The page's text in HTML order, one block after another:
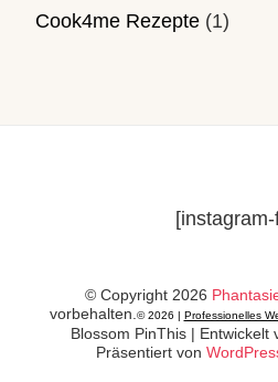
Cook4me Rezepte (1)
© Copyright 2026
vorbehalten. © 2026 | Professionelles
Blossom PinThis | Entwickelt
Präsentiert von